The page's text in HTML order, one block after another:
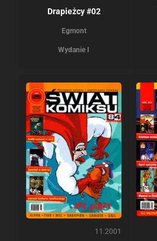
Drapieżcy #02
Egmont
Wydanie I
11.2001